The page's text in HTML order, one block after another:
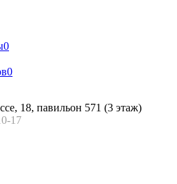
0
0
18, павильон 571 (3 этаж)
17